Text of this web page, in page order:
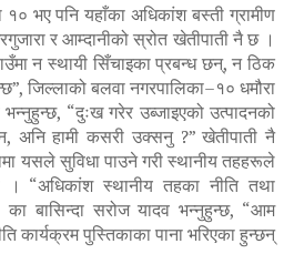
भए पनि यहाँका अधिकांश बस्ती ग्रामीण
र आम्दानीको स्रोत खेतीपाती नै छ ।
न स्थायी सिँचाइका प्रबन्ध छन्, न ठिक
जिल्लाको बलवा नगरपालिका–१० धमौरा
भन्नुहुन्छ, “दुःख गरेर उब्जाइएको उत्पादनको
अनि हामी कसरी उक्सनु ?” खेतीपाती नै
यसले सुविधा पाउने गरी स्थानीय तहहरूले
“अधिकांश स्थानीय तहका नीति तथा
बासिन्दा सरोज यादव भन्नुहुन्छ, “आम
कार्यक्रम पुस्तिकाका पाना भरिएका हुन्छन्